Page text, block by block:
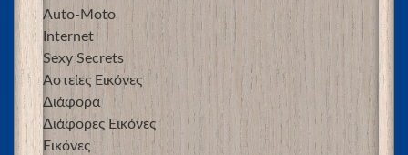
Auto-Moto
Internet
Sexy Secrets
Αστείες Εικόνες
Διάφορα
Διάφορες Εικόνες
Εικόνες